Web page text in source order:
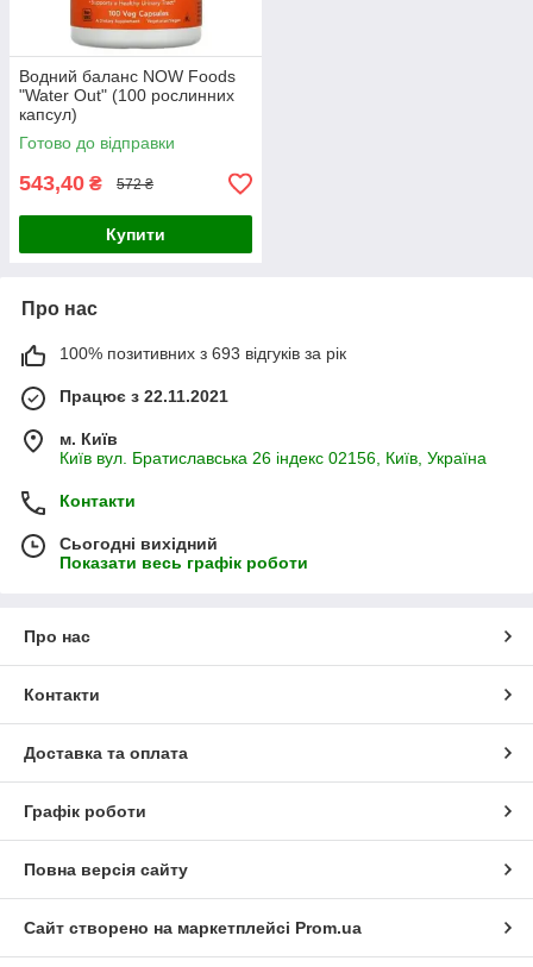
Водний баланс NOW Foods
"Water Out" (100 рослинних
капсул)
Готово до відправки
543,40 ₴ 572 ₴
Купити
Про нас
100% позитивних з 693 відгуків за рік
Працює з 22.11.2021
м. Київ
Київ вул. Братиславська 26 індекс 02156, Київ, Україна
Контакти
Сьогодні вихідний
Показати весь графік роботи
Про нас
Контакти
Доставка та оплата
Графік роботи
Повна версія сайту
Сайт створено на маркетплейсі Prom.ua